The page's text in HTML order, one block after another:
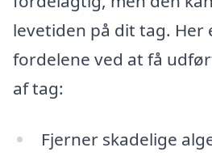
levetiden på dit tag. Her
fordelene ved at få
af tag:
Fjerner skadelige